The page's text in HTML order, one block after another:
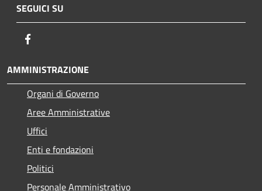
SEGUICI SU
AMMINISTRAZIONE
Organi di Governo
Aree Amministrative
Uffici
Enti e fondazioni
Politici
Personale Amministrativo